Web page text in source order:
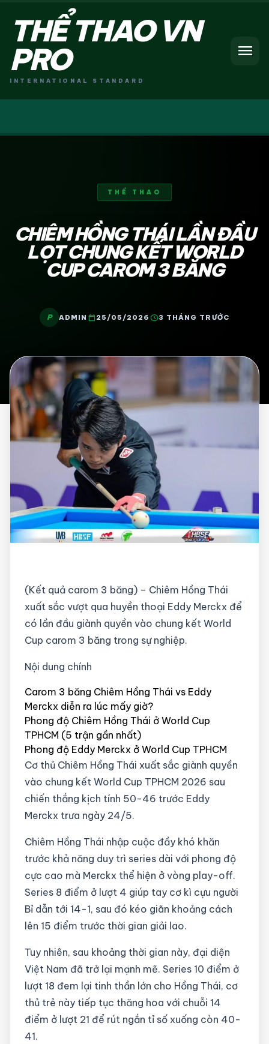
THỂ THAO VN
PRO
INTERNATIONAL STANDARD
menu
THỂ THAO
CHIÊM HỒNG THÁI LẦN ĐẦU
LỌT CHUNG KẾT WORLD
CUP CAROM 3 BĂNG
P ADMIN calendar_today 25/05/2026 schedule3 THÁNG TRƯỚC
(Kết quả carom 3 băng) – Chiêm Hồng Thái
xuất sắc vượt qua huyền thoại Eddy Merckx để
có lần đầu giành quyền vào chung kết World
Cup carom 3 băng trong sự nghiệp.
Nội dung chính
Carom 3 băng Chiêm Hồng Thái vs Eddy
Merckx diễn ra lúc mấy giờ?
Phong độ Chiêm Hồng Thái ở World Cup
TPHCM (5 trận gần nhất)
Phong độ Eddy Merckx ở World Cup TPHCM
Cơ thủ Chiêm Hồng Thái xuất sắc giành quyền
vào chung kết World Cup TPHCM 2026 sau
chiến thắng kịch tính 50-46 trước Eddy
Merckx trưa ngày 24/5.
Chiêm Hồng Thái nhập cuộc đầy khó khăn
trước khả năng duy trì series dài với phong độ
cực cao mà Merckx thể hiện ở vòng play-off.
Series 8 điểm ở lượt 4 giúp tay cơ kì cựu người
Bỉ dẫn tới 14-1, sau đó kéo giãn khoảng cách
lên 15 điểm trước thời gian giải lao.
Tuy nhiên, sau khoảng thời gian này, đại diện
Việt Nam đã trở lại mạnh mẽ. Series 10 điểm ở
lượt 18 đem lại tinh thần lớn cho Hồng Thái, cơ
thủ trẻ này tiếp tục thăng hoa với chuỗi 14
điểm ở lượt 21 để rút ngắn tỉ số xuống còn 40-
41.